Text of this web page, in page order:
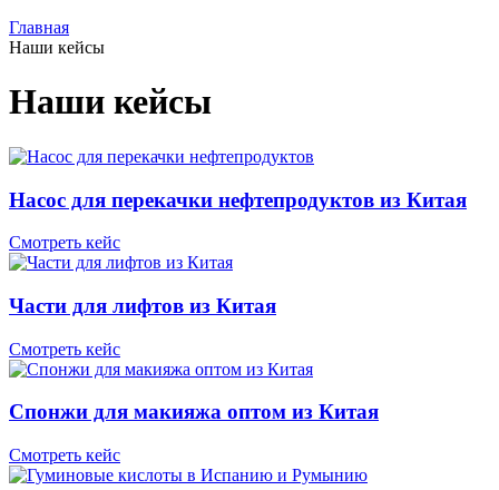
Главная
Наши кейсы
Наши кейсы
Насос для перекачки нефтепродуктов из Китая
Смотреть кейс
Части для лифтов из Китая
Смотреть кейс
Спонжи для макияжа оптом из Китая
Смотреть кейс